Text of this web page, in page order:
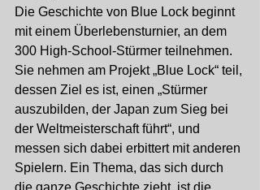
Die Geschichte von Blue Lock beginnt
mit einem Überlebensturnier, an dem
300 High-School-Stürmer teilnehmen.
Sie nehmen am Projekt „Blue Lock“ teil,
dessen Ziel es ist, einen „Stürmer
auszubilden, der Japan zum Sieg bei
der Weltmeisterschaft führt“, und
messen sich dabei erbittert mit anderen
Spielern. Ein Thema, das sich durch
die ganze Geschichte zieht, ist die